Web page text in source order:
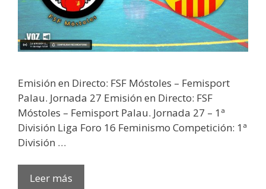
Emisión en Directo: FSF Móstoles – Femisport
Palau. Jornada 27 Emisión en Directo: FSF
Móstoles – Femisport Palau. Jornada 27 – 1ª
División Liga Foro 16 Feminismo Competición: 1ª
División …
Leer más